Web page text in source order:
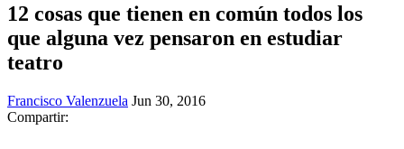
12 cosas que tienen en común todos los
que alguna vez pensaron en estudiar
teatro
Francisco Valenzuela Jun 30, 2016
Compartir: